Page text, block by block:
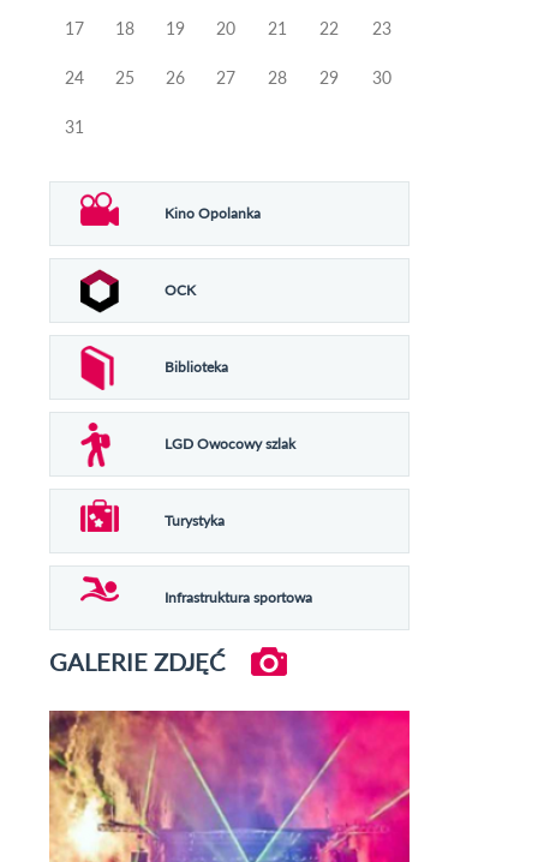
17 18 19 20 21 22 23
24 25 26 27 28 29 30
31
Kino Opolanka
OCK
Biblioteka
LGD Owocowy szlak
Turystyka
Infrastruktura sportowa
GALERIE ZDJĘĆ